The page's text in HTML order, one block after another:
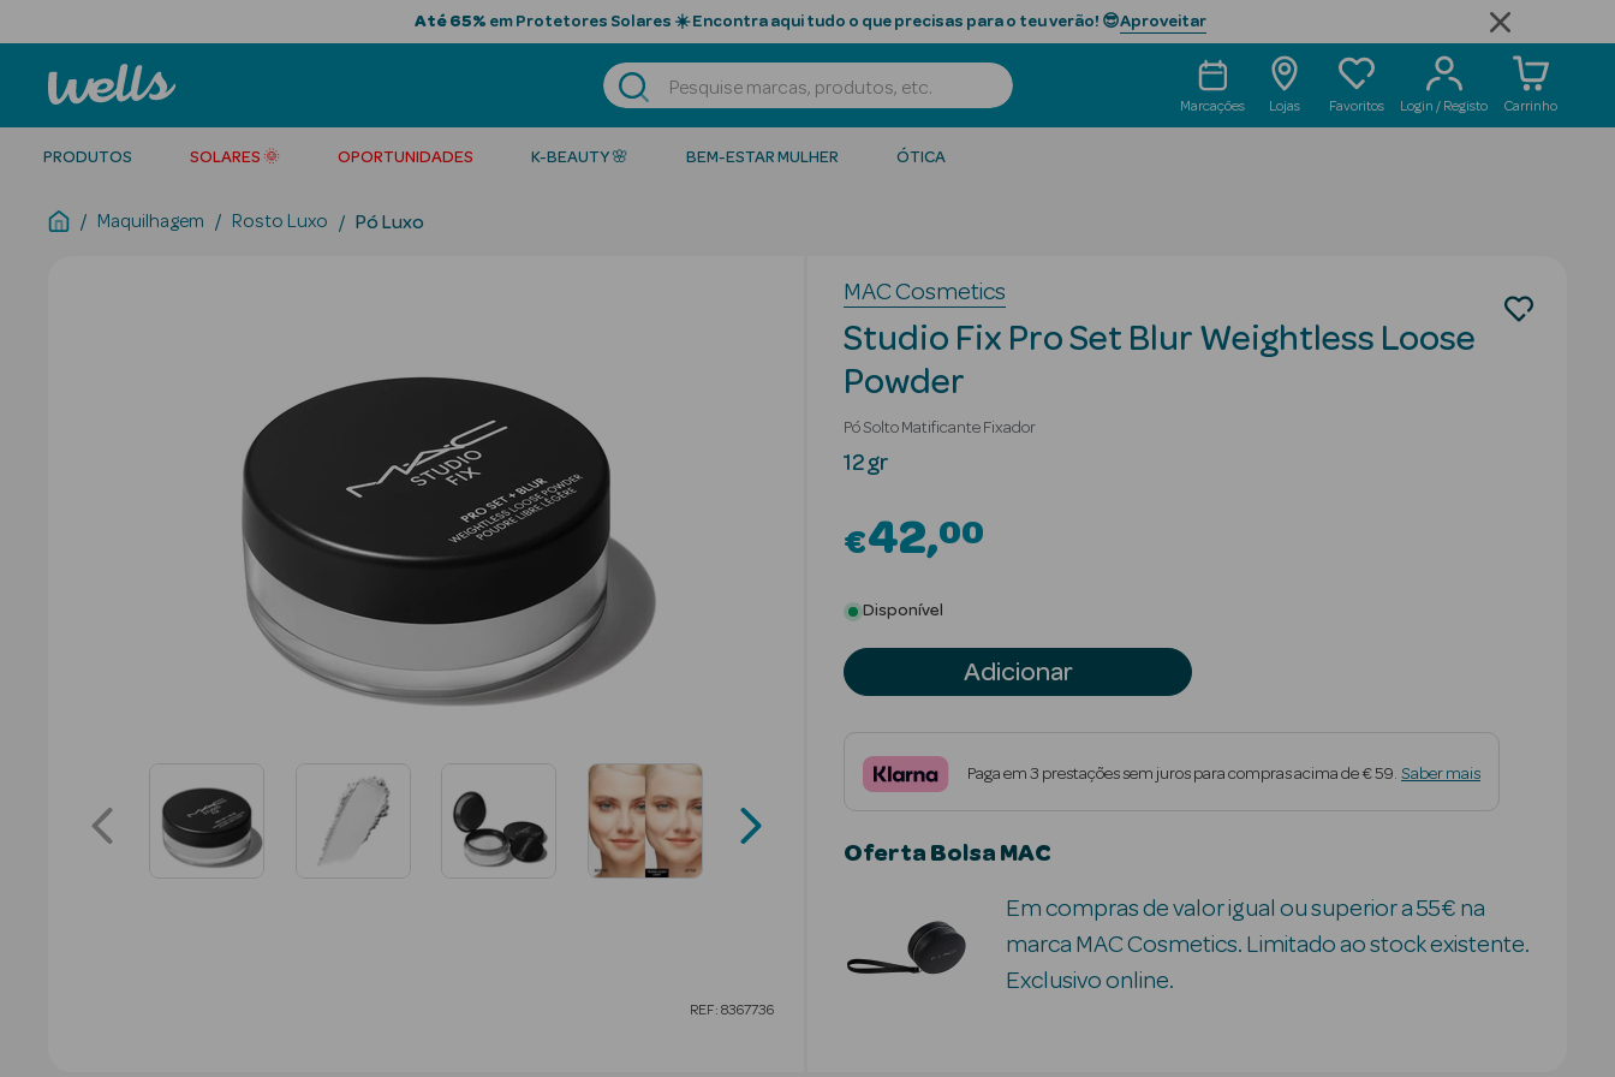
Até 65% em Protetores Solares ☀️ Encontra aqui tudo o que precisas para o teu verão! 😎Aproveitar
Marcações Lojas Favoritos Login / Registo Carrinho
PRODUTOS SOLARES 🌞 OPORTUNIDADES K-BEAUTY 🌸 BEM-ESTAR MULHER ÓTICA
Maquilhagem Rosto Luxo Pó Luxo
REF: 8367736
MAC Cosmetics
Studio Fix Pro Set Blur Weightless Loose
Powder
Pó Solto Matificante Fixador
12 gr
€42 00
Disponível
Adicionar
Paga em 3 prestações sem juros para compras acima de € 59. Saber mais
Oferta Bolsa MAC
Em compras de valor igual ou superior a 55€ na
marca MAC Cosmetics. Limitado ao stock existente.
Exclusivo online.